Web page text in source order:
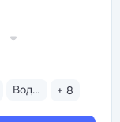
Водные горки + 8